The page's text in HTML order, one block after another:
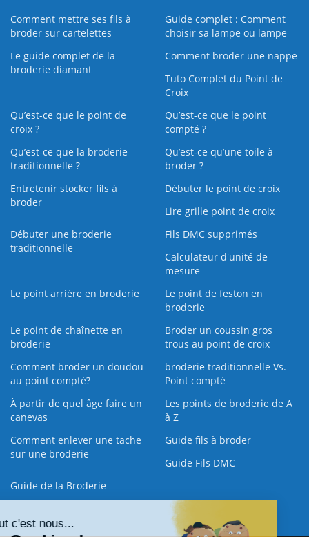
Comment mettre ses fils à
broder sur cartelettes
Guide complet : Comment
choisir sa lampe ou lampe
Le guide complet de la
broderie diamant
Comment broder une nappe
Tuto Complet du Point de
Croix
Qu’est-ce que le point de
croix ?
Qu’est-ce que le point
compté ?
Qu’est-ce que la broderie
traditionnelle ?
Qu’est‑ce qu’une toile à
broder ?
Entretenir stocker fils à
broder
Débuter le point de croix
Lire grille point de croix
Débuter une broderie
traditionnelle
Fils DMC supprimés
Calculateur d'unité de
mesure
Le point arrière en broderie
Le point de feston en
broderie
Le point de chaînette en
broderie
Broder un coussin gros
trous au point de croix
Comment broder un doudou
au point compté?
broderie traditionnelle Vs.
Point compté
À partir de quel âge faire un
canevas
Les points de broderie de A
à Z
Comment enlever une tache
sur une broderie
Guide fils à broder
Guide Fils DMC
Guide de la Broderie